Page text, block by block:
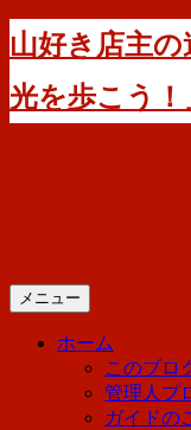
コ
ン
テ
ン
ツ
山好き店主の
光を歩こう！
メニュー
ホーム
このブロ
管理人プ
ガイドの